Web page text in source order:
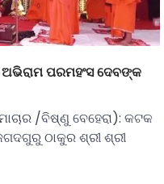
ପରମହଂସ ଦେବଙ୍କ
/ବିଷ୍ଣୁ ବେହେରା): କଟକ
ଠାକୁର ଶ୍ରୀ ଶ୍ରୀ